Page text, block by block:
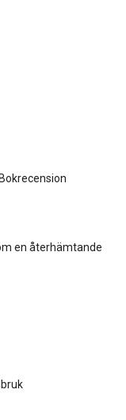
en återhämtande